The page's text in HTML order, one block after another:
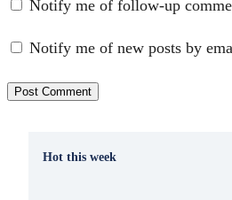
Notify me of follow-up
Notify me of new posts by
Hot this week